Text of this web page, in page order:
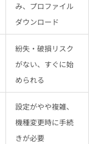
み、プロファイル
ダウンロード
紛失・破損リスク
がない、すぐに始
められる
設定がやや複雑、
機種変更時に手続
きが必要